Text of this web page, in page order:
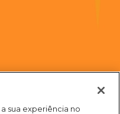
Submit
sua experiência no